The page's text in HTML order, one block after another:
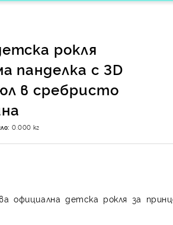
рокля
панделка с 3D
в сребристо
0.000 кг
официална детска рокля за